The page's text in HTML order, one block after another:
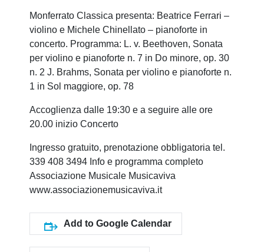
Monferrato Classica presenta: Beatrice Ferrari –
violino e Michele Chinellato – pianoforte in
concerto. Programma: L. v. Beethoven, Sonata
per violino e pianoforte n. 7 in Do minore, op. 30
n. 2 J. Brahms, Sonata per violino e pianoforte n.
1 in Sol maggiore, op. 78
Accoglienza dalle 19:30 e a seguire alle ore
20.00 inizio Concerto
Ingresso gratuito, prenotazione obbligatoria tel.
339 408 3494 Info e programma completo
Associazione Musicale Musicaviva
www.associazionemusicaviva.it
Add to Google Calendar